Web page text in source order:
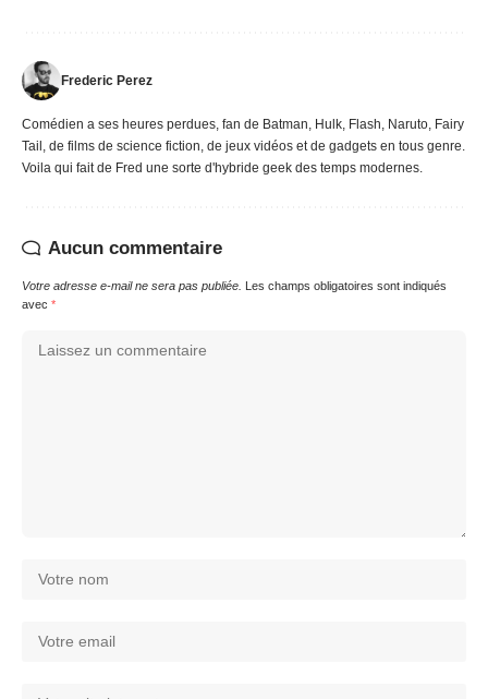
Frederic Perez
Comédien a ses heures perdues, fan de Batman, Hulk, Flash, Naruto, Fairy
Tail, de films de science fiction, de jeux vidéos et de gadgets en tous genre.
Voila qui fait de Fred une sorte d'hybride geek des temps modernes.
Aucun commentaire
Votre adresse e-mail ne sera pas publiée. Les champs obligatoires sont indiqués
avec *